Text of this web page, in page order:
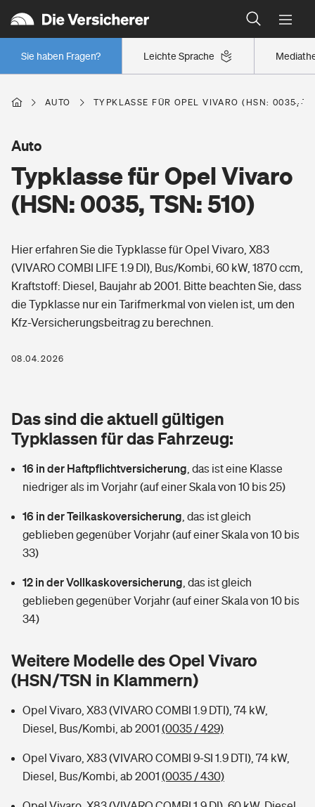
Leichte Sprache
Sie haben Fragen?
Wer versichert was: Jetzt Versicherer finden
Regionalklassen: So ist Ihre Region eingestuft
Wer versichert was: Jetzt Versicherer finden
Berufsunfähigkeitsversicherung
Erwerbsunfähigkeitsversicherung
Grundfähigkeitsversicherung
Arbeitsrechtsschutz
Berufshaftpflichtversicherung
Zur Übersicht
Tools
Wer versichert was: Jetzt Versicherer finden
Sie haben Fragen?
Wohnen
Elementarversicherung
Glasversicherung
Mietkautionsversicherung
Restkreditversicherung
Tools
Hochwasser-Check: Wie gefährdet ist Ihr Haus?
Sie haben Fragen?
Freizeit
Pri­vate Haft­pflicht­
Kinderunfall­ver­si­che­rung
Kinderinvalidität
Reiseversicherung
Hundehalter-Haftpflicht
Handyversicherung
Private Cyberversicherung
Zur Übersicht
Gesundheit
Private Krankenversicherung
Dread-Disease-Versicherung
Tierkrankenversicherung
Tools
Wer versichert was: Jetzt Versicherer finden
Rentenrechner: Wie viel Geld bekomme ich im Alter?
AUTO TYPKLASSE FÜR OPEL VIVARO (HSN: 0035,
Typklasse für Opel Vivaro
(HSN: 0035, TSN: 510)
Auto
Hier erfahren Sie die Typklasse für Opel Vivaro, X83
(VIVARO COMBI LIFE 1.9 DI), Bus/Kombi, 60 kW, 1870 ccm,
Kraftstoff: Diesel, Baujahr ab 2001. Bitte beachten Sie, dass
die Typklasse nur ein Tarifmerkmal von vielen ist, um den
Kfz-Versicherungsbeitrag zu berechnen.
08.04.2026
Das sind die aktuell gültigen
Typklassen für das Fahrzeug:
16 in der Haftpflichtversicherung das ist eine Klasse
niedriger als im Vorjahr (auf einer Skala von 10 bis 25)
16 in der Teilkaskoversicherung das ist gleich
geblieben gegenüber Vorjahr (auf einer Skala von 10 bis
33)
12 in der Vollkaskoversicherung das ist gleich
geblieben gegenüber Vorjahr (auf einer Skala von 10 bis
34)
Weitere Modelle des Opel Vivaro
(HSN/TSN in Klammern)
Opel Vivaro, X83 (VIVARO COMBI 1.9 DTI), 74 kW,
Diesel, Bus/Kombi, ab 2001 (0035 / 429)
Opel Vivaro, X83 (VIVARO COMBI 9-SI 1.9 DTI), 74 kW,
Diesel, Bus/Kombi, ab 2001 (0035 / 430)